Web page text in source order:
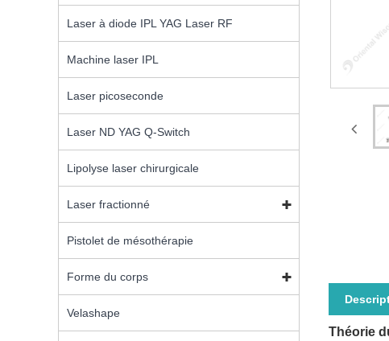
Laser à diode IPL YAG Laser RF
Machine laser IPL
Laser picoseconde
Laser ND YAG Q-Switch
Lipolyse laser chirurgicale
Laser fractionné
Pistolet de mésothérapie
Forme du corps
Velashape
Théorie